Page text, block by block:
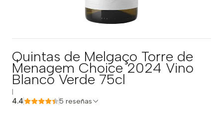
Quintas de Melgaço Torre de
Menagem Choice 2024 Vino
Blanco Verde 75cl
4.4 5 reseñas